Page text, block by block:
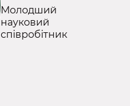
Молодший
науковий
співробітник